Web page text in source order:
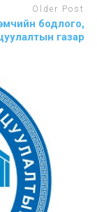
Older Post
бодлого,
газар